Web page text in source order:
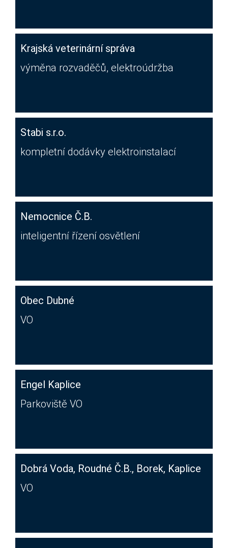
Krajská veterinární správa
výměna rozvaděčů, elektroúdržba
Stabi s.r.o.
kompletní dodávky elektroinstalací
Nemocnice Č.B.
inteligentní řízení osvětlení
Obec Dubné
VO
Engel Kaplice
Parkoviště VO
Dobrá Voda, Roudné Č.B., Borek, Kaplice
VO